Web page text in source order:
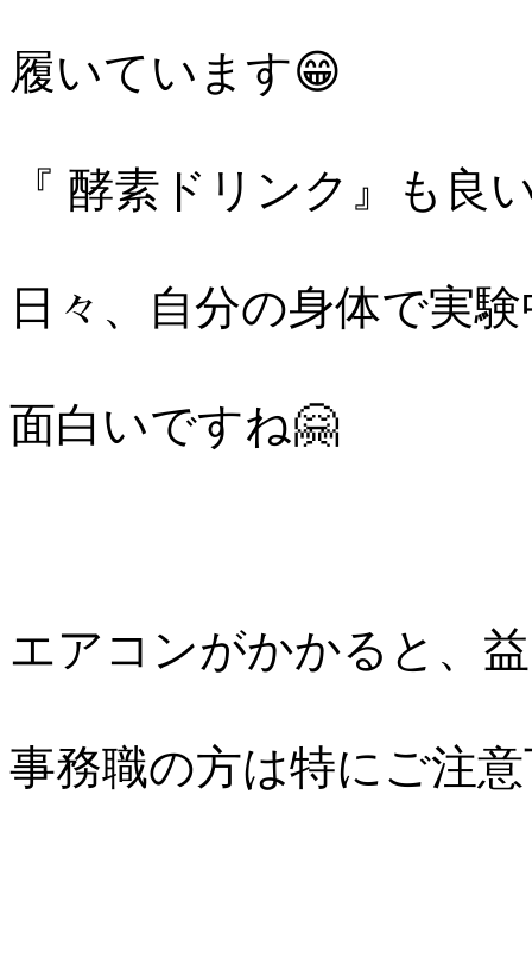
履いています😁
『 酵素ドリンク』も良
日々、自分の身体で実
面白いですね🤗
エアコンがかかると、
事務職の方は特にご注